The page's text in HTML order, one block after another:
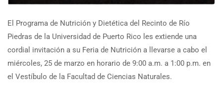
El Programa de Nutrición y Dietética del Recinto de Río
Piedras de la Universidad de Puerto Rico les extiende una
cordial invitación a su Feria de Nutrición a llevarse a cabo el
miércoles, 25 de marzo en horario de 9:00 a.m. a 1:00 p.m. en
el Vestíbulo de la Facultad de Ciencias Naturales.